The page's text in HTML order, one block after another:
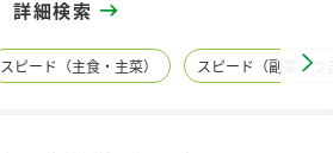
詳細検索
スピード（主食・主菜） スピード（副菜・つ